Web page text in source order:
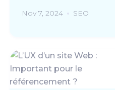
Nov 7, 2024 SEO